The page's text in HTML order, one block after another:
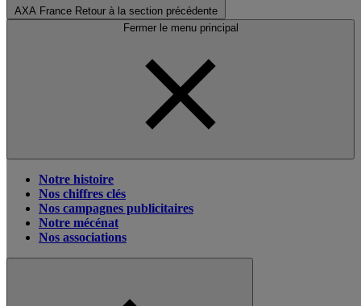
AXA France Retour à la section précédente
Fermer le menu principal
Notre histoire
Nos chiffres clés
Nos campagnes publicitaires
Notre mécénat
Nos associations